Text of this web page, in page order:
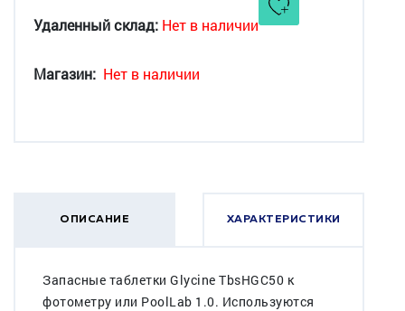
Удаленный склад: Нет в наличии
Магазин: Нет в наличии
ОПИСАНИЕ ХАРАКТЕРИСТИКИ
Запасные таблетки Glycine TbsHGC50 к
фотометру или PoolLab 1.0. Используются